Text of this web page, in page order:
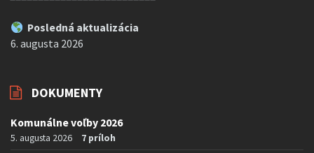
Posledná aktualizácia
6. augusta 2026
DOKUMENTY
Komunálne voľby 2026
5. augusta 2026 7 príloh